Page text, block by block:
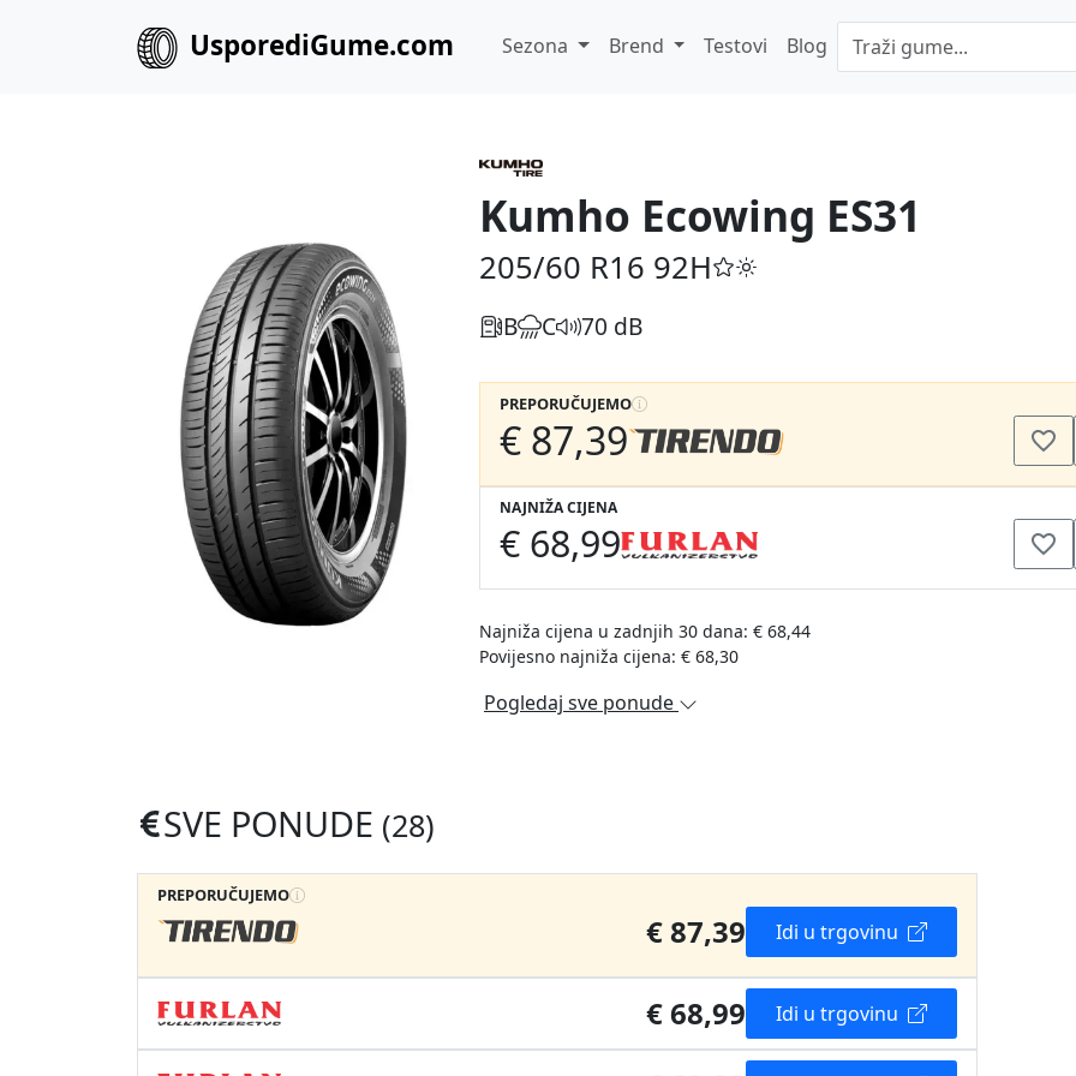
UsporediGume.com Sezona Brend Testovi Blog
Kumho Ecowing ES31
205/60 R16 92H
B C 70 dB
PREPORUČUJEMO
€ 87,39
NAJNIŽA CIJENA
€ 68,99
Najniža cijena u zadnjih 30 dana: € 68,44
Povijesno najniža cijena: € 68,30
Pogledaj sve ponude
SVE PONUDE (28)
PREPORUČUJEMO
€ 87,39 Idi u trgovinu
€ 68,99 Idi u trgovinu